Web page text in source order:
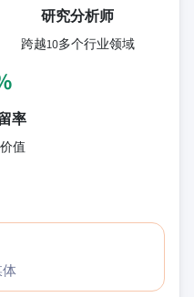
研究分析师
跨越10多个行业领域
率
值